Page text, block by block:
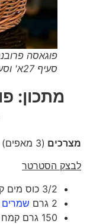
פוגאסה
סעיף 27א' וסעיף 50א' לחוק זכויות יוצרים תשס"ח 2007)
מתכון:
מצרכים(3 מאפים)
לבצק הסטרטר
3/2 כוס מים קרים
2 גרם
שמרים
150 גרם קמח + כף קמח